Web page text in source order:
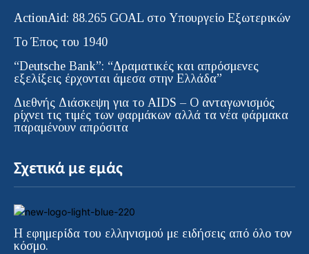
ActionAid: 88.265 GOAL στο Υπουργείο Εξωτερικών
Το Έπος του 1940
“Deutsche Bank”: “Δραματικές και απρόσμενες
εξελίξεις έρχονται άμεσα στην Ελλάδα”
Διεθνής Διάσκεψη για το AIDS – Ο ανταγωνισμός
ρίχνει τις τιμές των φαρμάκων αλλά τα νέα φάρμακα
παραμένουν απρόσιτα
Σχετικά με εμάς
Η εφημερίδα του ελληνισμού με ειδήσεις από όλο τον
κόσμο.